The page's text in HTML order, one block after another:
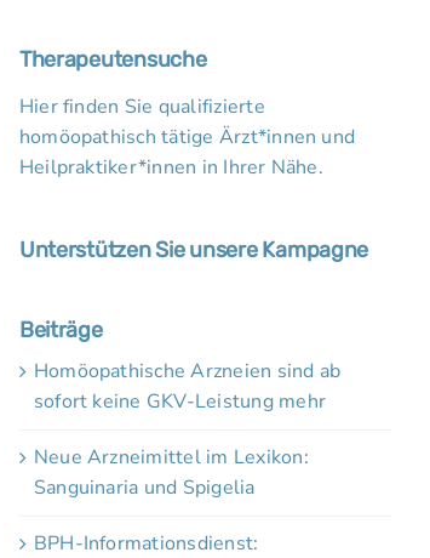
Therapeutensuche
Hier finden Sie qualifizierte
homöopathisch tätige Ärzt*innen und
Heilpraktiker*innen in Ihrer Nähe.
Unterstützen Sie unsere Kampagne
Beiträge
Homöopathische Arzneien sind ab
sofort keine GKV-Leistung mehr
Neue Arzneimittel im Lexikon:
Sanguinaria und Spigelia
BPH-Informationsdienst: